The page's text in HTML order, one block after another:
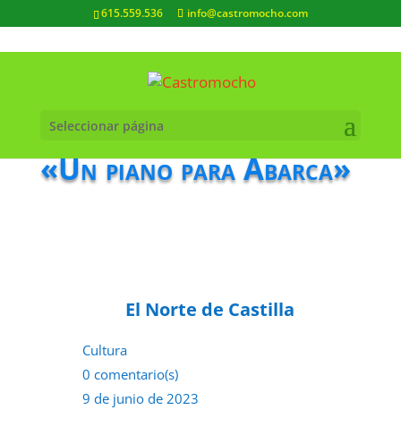
615.559.536 info@castromocho.com
Seleccionar página
«Un piano para Abarca»
El Norte de Castilla
Cultura
0 comentario(s)
9 de junio de 2023